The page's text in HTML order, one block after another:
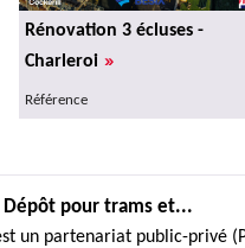
Rénovation 3 écluses -
Charleroi »
Référence
Dépôt pour trams et...
un partenariat public-privé